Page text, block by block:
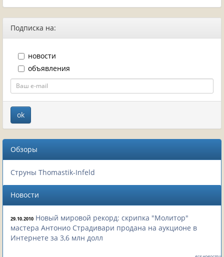
Подписка на:
новости
объявления
Обзоры
Струны Thomastik-Infeld
Новости
29.10.2010 Новый мировой рекорд: скрипка "Молитор"
мастера Антонио Страдивари продана на аукционе в
Интернете за 3,6 млн долл